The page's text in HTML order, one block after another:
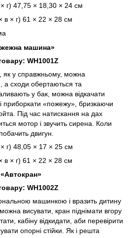
г) 47,75 × 18,30 × 24 см
в × г) 61 × 22 × 28 см
машина»
WH1001Z
у справжньому, можна
а сходи обертаються та
у бак, можна відкачати
приборкати «пожежу», бризкаючи
Під час натискання на дах
мотор і звучить сирена. Коли
двигун.
г) 48,05 × 17 × 25 см
в × г) 61 × 22 × 28 см
«Автокран»
WH1002Z
машинкою і вразить дитину
висувати, кран піднімати вгору
кабіну відкидати, аби перевірити
опорні стійки. Як і решта